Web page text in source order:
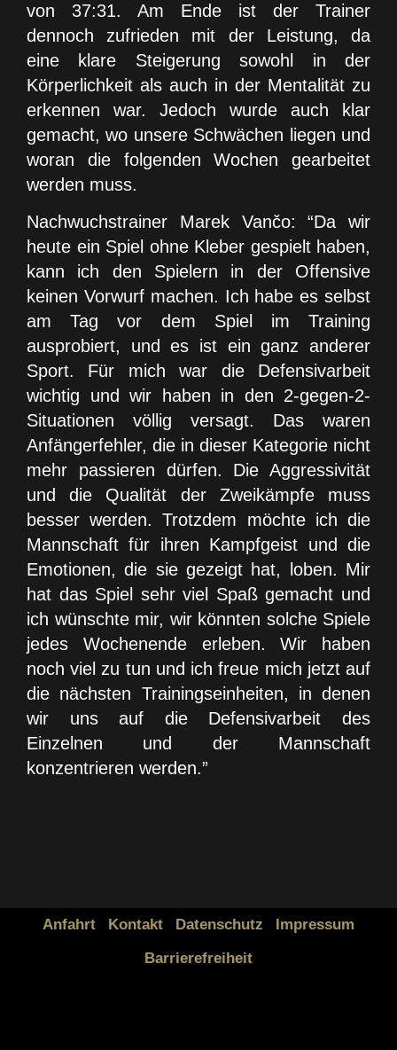
von 37:31. Am Ende ist der Trainer
dennoch zufrieden mit der Leistung, da
eine klare Steigerung sowohl in der
Körperlichkeit als auch in der Mentalität zu
erkennen war. Jedoch wurde auch klar
gemacht, wo unsere Schwächen liegen und
woran die folgenden Wochen gearbeitet
werden muss.
Nachwuchstrainer Marek Vančo: “Da wir
heute ein Spiel ohne Kleber gespielt haben,
kann ich den Spielern in der Offensive
keinen Vorwurf machen. Ich habe es selbst
am Tag vor dem Spiel im Training
ausprobiert, und es ist ein ganz anderer
Sport. Für mich war die Defensivarbeit
wichtig und wir haben in den 2-gegen-2-
Situationen völlig versagt. Das waren
Anfängerfehler, die in dieser Kategorie nicht
mehr passieren dürfen. Die Aggressivität
und die Qualität der Zweikämpfe muss
besser werden. Trotzdem möchte ich die
Mannschaft für ihren Kampfgeist und die
Emotionen, die sie gezeigt hat, loben. Mir
hat das Spiel sehr viel Spaß gemacht und
ich wünschte mir, wir könnten solche Spiele
jedes Wochenende erleben. Wir haben
noch viel zu tun und ich freue mich jetzt auf
die nächsten Trainingseinheiten, in denen
wir uns auf die Defensivarbeit des
Einzelnen und der Mannschaft
konzentrieren werden.”
Anfahrt Kontakt Datenschutz
Impressum
Barrierefreiheit